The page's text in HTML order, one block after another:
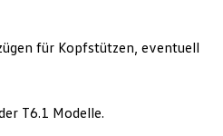
für Kopfstützen, eventuell
T6.1 Modelle.